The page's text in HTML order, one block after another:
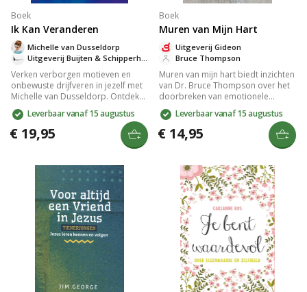
Boek
Ik Kan Veranderen
Uitgeverij Buijten & Schipperheijn
Michelle van Dusseldorp
Verken verborgen motieven en
onbewuste drijfveren in jezelf met
Michelle van Dusseldorp. Ontdek
hoe zelfinzicht en christelijke
principes leiden tot innerlijke
genezing en geestelijke
volwassenheid. Dit praktische boek
in elf stappen biedt levenslange
vastgelopen voelt.
Leverbaar vanaf 15 augustus
€ 19,95
Boek
Muren van Mijn Hart
Bruce Thompson
Uitgeverij Gideon
Muren van mijn hart biedt inzichten
van Dr. Bruce Thompson over het
doorbreken van emotionele
barrières voor persoonlijke groei.
Gebaseerd op bijbelse principes,
helpt dit wereldwijde bestseller je
te herstellen van relationele en
geestelijke schade. Geschreven
counselor, ideaal voor wie
emotionele vrijheid zoekt.
Leverbaar vanaf 15 augustus
€ 14,95